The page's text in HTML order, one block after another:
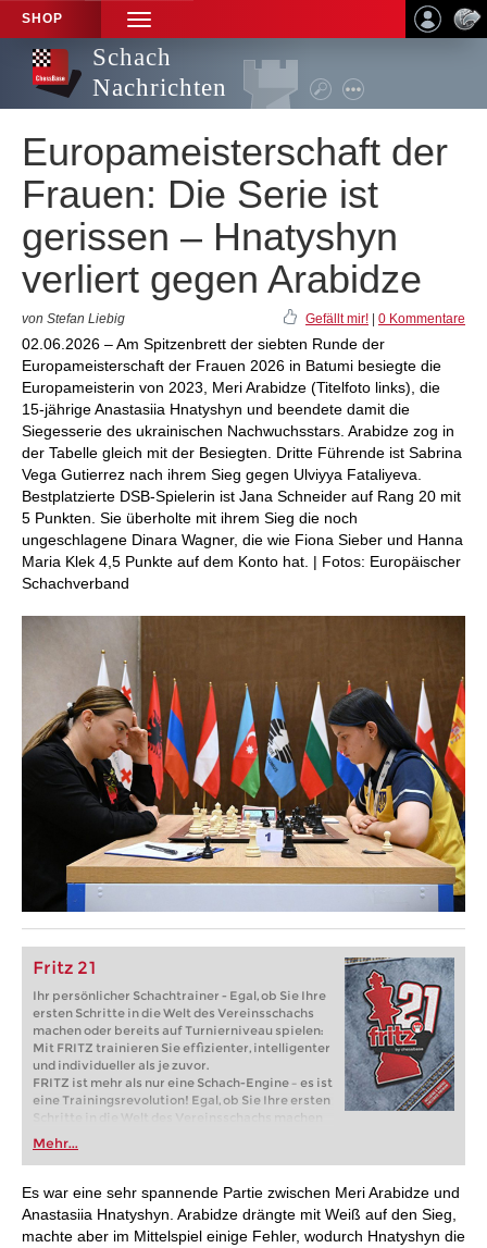
SHOP
TOGGLE
NAVIGATION
Schach
Nachrichten
Europameisterschaft der
Frauen: Die Serie ist
gerissen – Hnatyshyn
verliert gegen Arabidze
von Stefan Liebig Gefällt mir! 0 Kommentare
02.06.2026 – Am Spitzenbrett der siebten Runde der
Europameisterschaft der Frauen 2026 in Batumi besiegte die
Europameisterin von 2023, Meri Arabidze (Titelfoto links), die
15-jährige Anastasiia Hnatyshyn und beendete damit die
Siegesserie des ukrainischen Nachwuchsstars. Arabidze zog in
der Tabelle gleich mit der Besiegten. Dritte Führende ist Sabrina
Vega Gutierrez nach ihrem Sieg gegen Ulviyya Fataliyeva.
Bestplatzierte DSB-Spielerin ist Jana Schneider auf Rang 20 mit
5 Punkten. Sie überholte mit ihrem Sieg die noch
ungeschlagene Dinara Wagner, die wie Fiona Sieber und Hanna
Maria Klek 4,5 Punkte auf dem Konto hat. | Fotos: Europäischer
Schachverband
Fritz 21
Ihr persönlicher Schachtrainer - Egal, ob Sie Ihre
ersten Schritte in die Welt des Vereinsschachs
machen oder bereits auf Turnierniveau spielen:
Mit FRITZ trainieren Sie effizienter, intelligenter
und individueller als je zuvor.
FRITZ ist mehr als nur eine Schach-Engine – es ist
eine Trainingsrevolution! Egal, ob Sie Ihre ersten
Schritte in die Welt des Vereinsschachs machen
oder bereits auf Turnierniveau spielen: Mit
FRITZ trainieren Sie effizienter, intelligenter und
individueller als je zuvor.
Mehr...
Es war eine sehr spannende Partie zwischen Meri Arabidze und
Anastasiia Hnatyshyn. Arabidze drängte mit Weiß auf den Sieg,
machte aber im Mittelspiel einige Fehler, wodurch Hnatyshyn die